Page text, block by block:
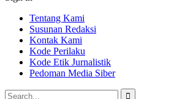
Tentang Kami
Susunan Redaksi
Kontak Kami
Kode Perilaku
Kode Etik Jurnalistik
Pedoman Media Siber